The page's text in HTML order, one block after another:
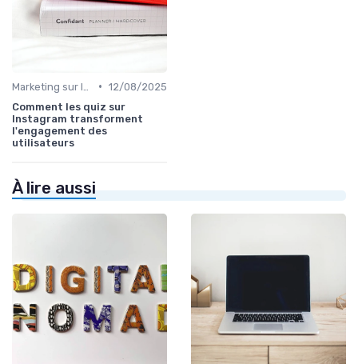
• 12/08/2025
Comment les quiz sur
Instagram transforment
l'engagement des
utilisateurs
À lire aussi